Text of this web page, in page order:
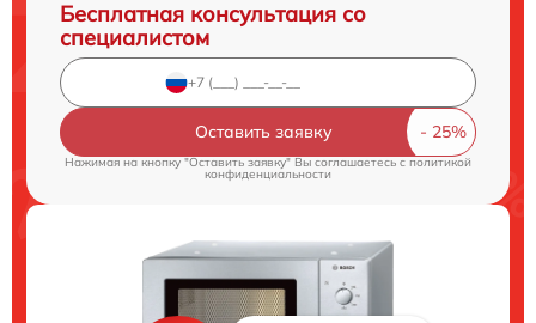
Бесплатная консультация со
специалистом
Оставить заявку
Нажимая на кнопку "Оставить заявку" Вы соглашаетесь cполитикой
конфиденциальности